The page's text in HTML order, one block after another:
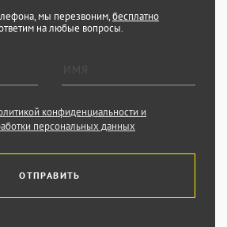
мы перезвоним,бесплатно
на любые вопросы.
конфиденциальности и
персональных данных
ОТПРАВИТЬ